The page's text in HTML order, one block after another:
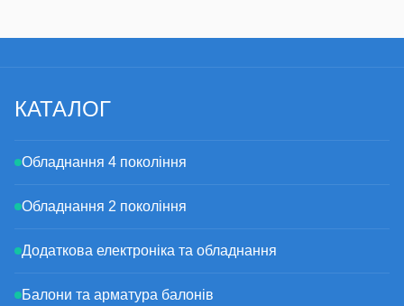
КАТАЛОГ
Обладнання 4 покоління
Обладнання 2 покоління
Додаткова електроніка та обладнання
Балони та арматура балонів